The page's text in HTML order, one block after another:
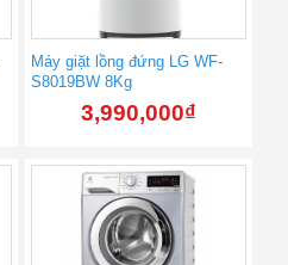
Máy giặt lồng đứng LG WF-
S8019BW 8Kg
3,990,000₫